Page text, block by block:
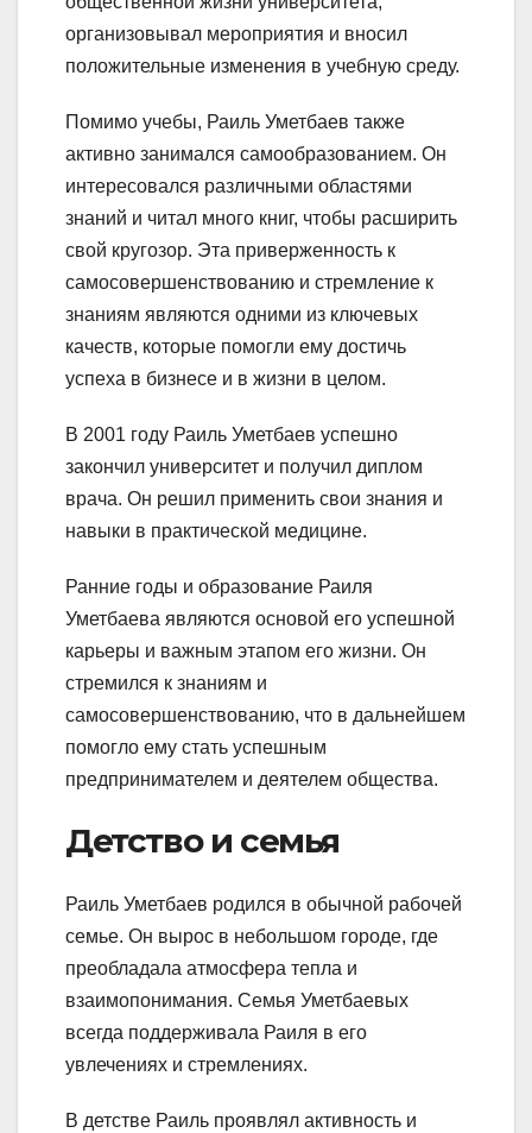
организовывал мероприятия и вносил
положительные изменения в учебную среду.
Помимо учебы, Раиль Уметбаев также
активно занимался самообразованием. Он
интересовался различными областями
знаний и читал много книг, чтобы расширить
свой кругозор. Эта приверженность к
самосовершенствованию и стремление к
знаниям являются одними из ключевых
качеств, которые помогли ему достичь
успеха в бизнесе и в жизни в целом.
В 2001 году Раиль Уметбаев успешно
закончил университет и получил диплом
врача. Он решил применить свои знания и
навыки в практической медицине.
Ранние годы и образование Раиля
Уметбаева являются основой его успешной
карьеры и важным этапом его жизни. Он
стремился к знаниям и
самосовершенствованию, что в дальнейшем
помогло ему стать успешным
предпринимателем и деятелем общества.
Детство и семья
Раиль Уметбаев родился в обычной рабочей
семье. Он вырос в небольшом городе, где
преобладала атмосфера тепла и
взаимопонимания. Семья Уметбаевых
всегда поддерживала Раиля в его
увлечениях и стремлениях.
В детстве Раиль проявлял активность и